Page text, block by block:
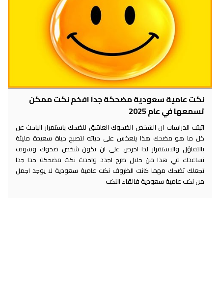
نكت عامية سعودية مضحكة جداً افخم نكت ممكن
تسمعها في عام 2025
اثبتت الدراسات ان الشخص الضحوك العاشق للضحك باستمرار الباحث عن
كل ما هو مضحك هذا ينعكس على حياته لتصبح حياة سعيدة مليئة
بالتفاؤل والاستقرار لذا احرص على ان تكون شخص ضحوك وسوف
نساعدك في هذا من خلال طرح اجدد واحدث نكت مضحكة جدا جدا
تجعلك تضحك مهما كانت الظروف نكت عامية سعودية لا يوجد اجمل
من نكت عامية سعودية فالقاء النكت